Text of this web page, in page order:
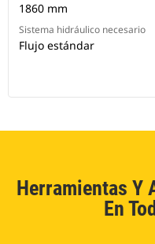
1860 mm
Sistema hidráulico necesario
Flujo estándar
Herramientas Y
En